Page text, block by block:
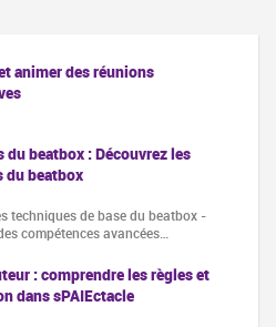
animer des réunions
du beatbox : Découvrez les
du beatbox
techniques de base du beatbox -
compétences avancées…
: comprendre les règles et
dans sPAIEctacle